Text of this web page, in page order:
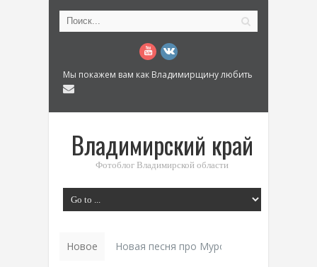
Мы покажем вам как Владимирщину любить
Владимирский край
Фотоблог Владимирской области
Новое Новая песня про Муром: «Былинный